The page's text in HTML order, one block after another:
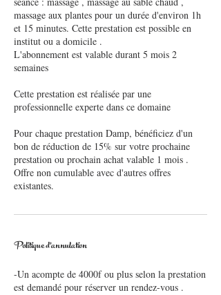
massage aux plantes pour un durée d'environ 1h
et 15 minutes. Cette prestation est possible en
institut ou a domicile .
L'abonnement est valable durant 5 mois 2
semaines
Cette prestation est réalisée par une
professionnelle experte dans ce domaine
Pour chaque prestation Damp, bénéficiez d'un
bon de réduction de 15% sur votre prochaine
prestation ou prochain achat valable 1 mois .
Offre non cumulable avec d'autres offres
Politique d'annulation
-Un acompte de 4000f ou plus selon la prestation
est demandé pour réserver un rendez-vous .